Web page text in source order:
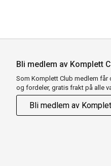
Bli medlem av Komplett
Som Komplett Club medlem
og fordeler, gratis frakt på alle
Bli medlem av